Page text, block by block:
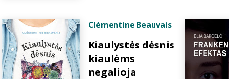
Clémentine Beauvais
Kiaulystės dėsnis
kiaulėms
negalioja